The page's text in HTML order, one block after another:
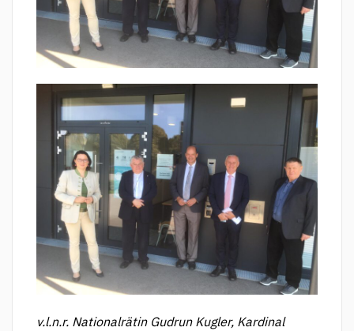
v.l.n.r. Nationalrätin Gudrun Kugler, Kardinal